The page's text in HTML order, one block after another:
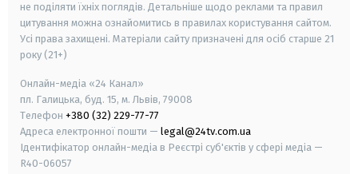
не поділяти їхніх поглядів. Детальніше щодо реклами та правил
цитування можна ознайомитись в правилах користування сайтом.
Усі права захищені. Матеріали сайту призначені для осіб старше 21
року (21+)
Онлайн-медіа «24 Канал»
пл. Галицька, буд. 15, м. Львів, 79008
Телефон +380 (32) 229-77-77
Адреса електронної пошти — legal@24tv.com.ua
Ідентифікатор онлайн-медіа в Реєстрі суб'єктів у сфері медіа —
R40-06057